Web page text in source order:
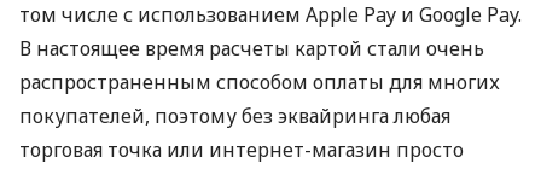
том числе с использованием Apple Pay и Google Pay.
В настоящее время расчеты картой стали очень
распространенным способом оплаты для многих
покупателей, поэтому без эквайринга любая
торговая точка или интернет-магазин просто